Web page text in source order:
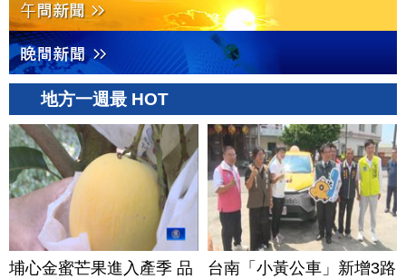
地方一週最 HOT
埔心金蜜芒果進入產季 品
台南「小黃公車」新增3路